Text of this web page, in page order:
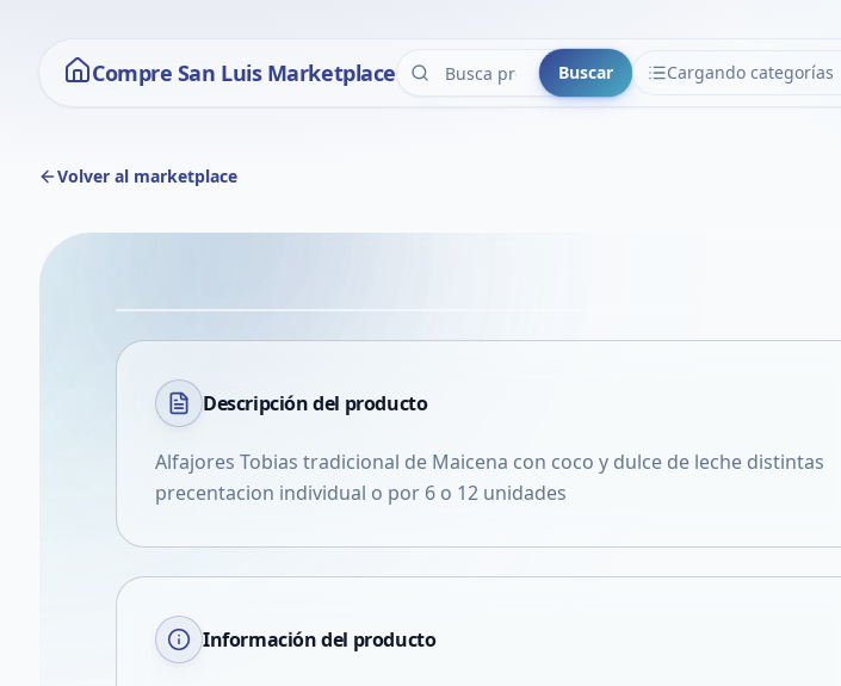
Compre San Luis Marketplace Buscar Cargando categorías
CATEGORÍAS
Volver al marketplace
VER EN PANTALLA COMPLETA
Descripción del producto
Alfajores Tobias tradicional de Maicena con coco y dulce de leche distintas
precentacion individual o por 6 o 12 unidades
Información del producto